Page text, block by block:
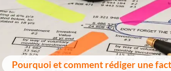
Pourquoi et comment rédiger une